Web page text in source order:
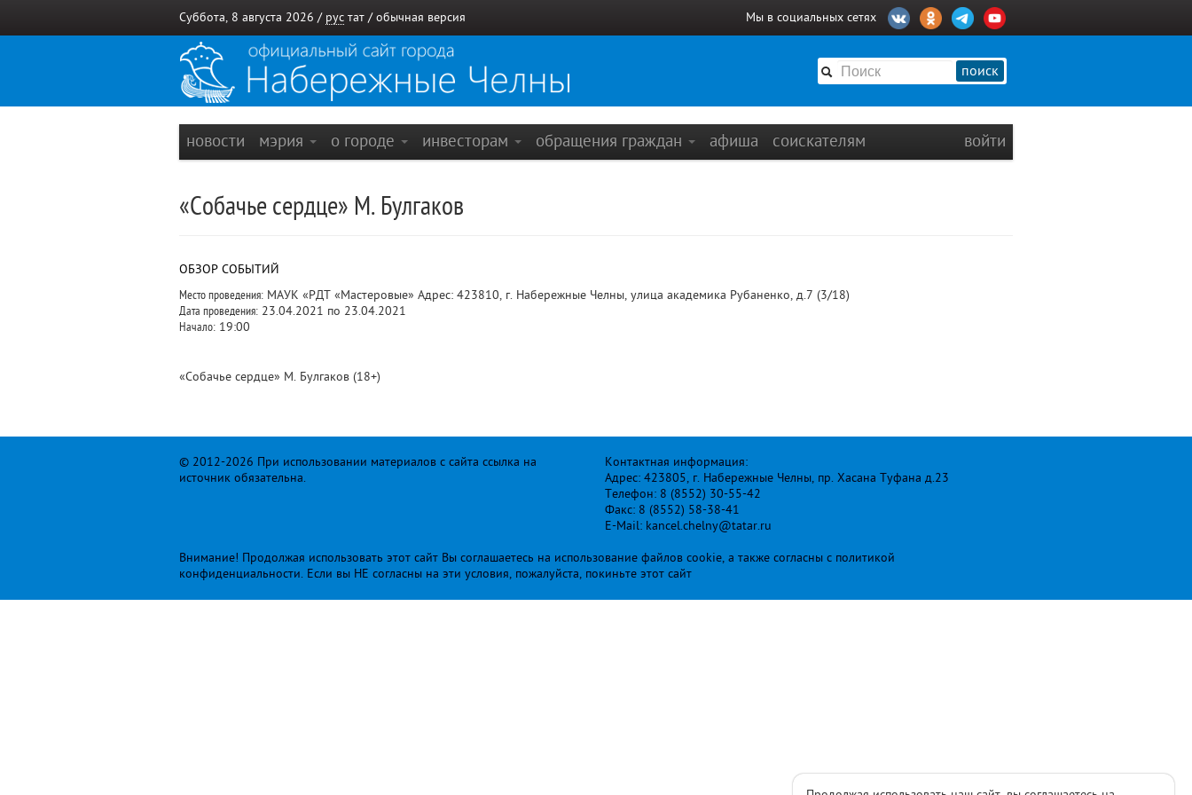
Суббота, 8 августа 2026 / рус тат / обычная версия Мы в социальных сетях
поиск
новости мэрия о городе инвесторам обращения граждан афиша соискателям войти
«Собачье сердце» М. Булгаков
ОБЗОР СОБЫТИЙ
Место проведения: МАУК «РДТ «Мастеровые» Адрес: 423810, г. Набережные Челны, улица академика Рубаненко, д.7 (3/18)
Дата проведения: 23.04.2021 по 23.04.2021
Начало: 19:00
«Собачье сердце» М. Булгаков (18+)
© 2012-2026 При использовании материалов с сайта ссылка на
источник обязательна.
Контактная информация:
Адрес: 423805, г. Набережные Челны, пр. Хасана Туфана д.23
Телефон: 8 (8552) 30-55-42
Факс: 8 (8552) 58-38-41
E-Mail: kancel.chelny@tatar.ru
Внимание! Продолжая использовать этот сайт Вы соглашаетесь на использование файлов cookie, а также согласны с политикой
конфиденциальности. Если вы НЕ согласны на эти условия, пожалуйста, покиньте этот сайт